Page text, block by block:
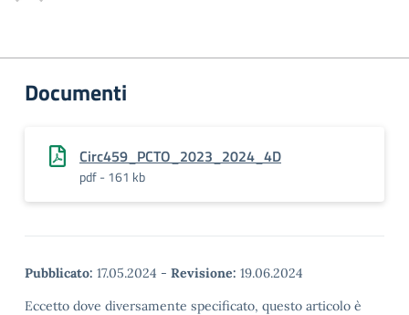
Documenti
Circ459_PCTO_2023_2024_4D
pdf - 161 kb
Pubblicato: 17.05.2024 - Revisione: 19.06.2024
Eccetto dove diversamente specificato, questo articolo è